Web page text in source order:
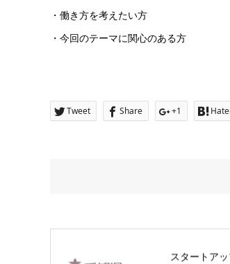
・働き方を考えたい方
・今回のテーマに関心のある方
Tweet Share +1
スタートア